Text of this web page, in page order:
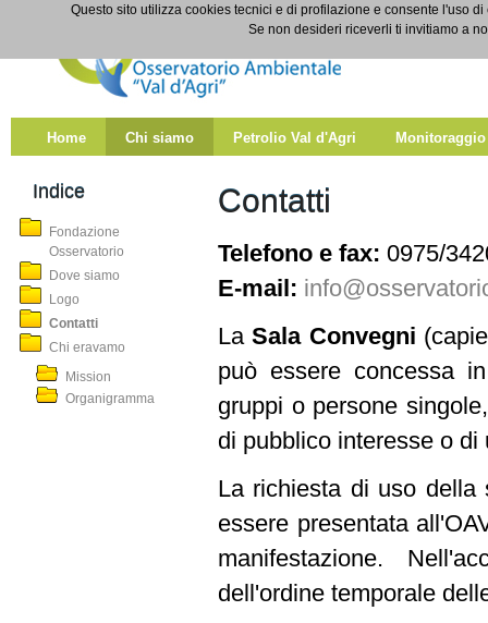
Salta al contenuto
Contatti
Home Chi siamo Petrolio Val d'Agri Monitoraggio
Indice
Fondazione
Osservatorio
Dove siamo
Logo
Contatti
Chi eravamo
Mission
Organigramma
Contatti
Telefono e fax: 0975/
E-mail:
LaSala Convegni
può essere concessa
gruppi o persone
di pubblico interesse o di
La richiesta di uso della
essere presentata
manifestazione.
dell'ordine temporale
Questo sito utilizza cookies tecnici e di profilazione e consente l'uso
Se non desideri riceverli ti invitiamo a